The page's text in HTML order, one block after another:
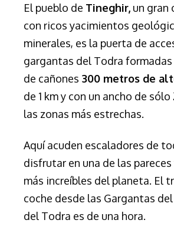
El pueblo de Tineghir, un gran
con ricos yacimientos
minerales, es la puerta de
gargantas del Todra formadas
de cañones 300 metros de
de 1 km y con un ancho de
las zonas más estrechas.
Aquíacuden escaladores de
disfrutar en una de las
más increíbles del planeta. El
coche desde las Gargantas
del Todra es de una hora.